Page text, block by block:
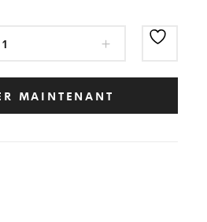
MAINTENANT